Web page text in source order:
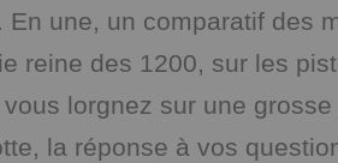
En une, un comparatif des
reine des 1200, sur les
lorgnez sur une
la réponse à vos